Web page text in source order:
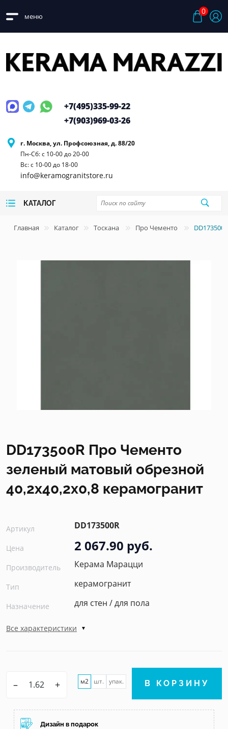
меню
0
г. Москва, ул. Профсоюзная, д. 88/20
Пн-Сб: с 10-00 до 20-00
Вс: с 10-00 до 18-00
info@keramogranitstore.ru
+7(495)335-99-22
+7(903)969-03-26
КАТАЛОГ
Главная Каталог Тоскана Про Чементо
DD173500R Про Чементо
зеленый матовый обрезной
40,2x40,2x0,8 керамогранит
Артикул DD173500R
Цена 2 067.90 руб.
Производитель Керама Марацци
Тип керамогранит
Назначение для стен / для пола
Все характеристики
– + м2 шт. упак. В КОРЗИНУ
Дизайн в подарок